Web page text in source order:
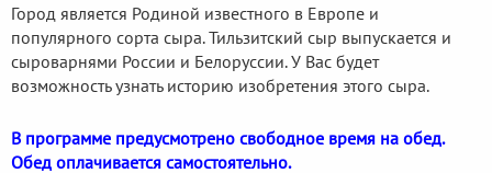
Город является Родиной известного в Европе и
популярного сорта сыра. Тильзитский сыр выпускается и
сыроварнями России и Белоруссии. У Вас будет
возможность узнать историю изобретения этого сыра.
В программе предусмотрено свободное время на обед.
Обед оплачивается самостоятельно.